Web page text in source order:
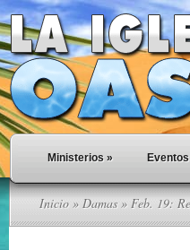
Ministerios » Eventos
Inicio » Damas» Feb. 19: